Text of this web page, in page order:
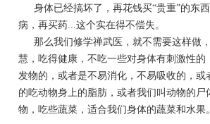
身体已经搞坏了，再花钱买“贵重”的东
病，再买药...这个实在得不偿失。
那么我们修学禅武医，就不需要这样做
慧，吃得健康， 不吃一些对身体有刺激性的
发物的，或者是不易消化，不易吸收的，或
的吃动物身上的脂肪，或者我们叫动物的尸
物，吃些蔬菜，适合我们身体的蔬菜和水果。